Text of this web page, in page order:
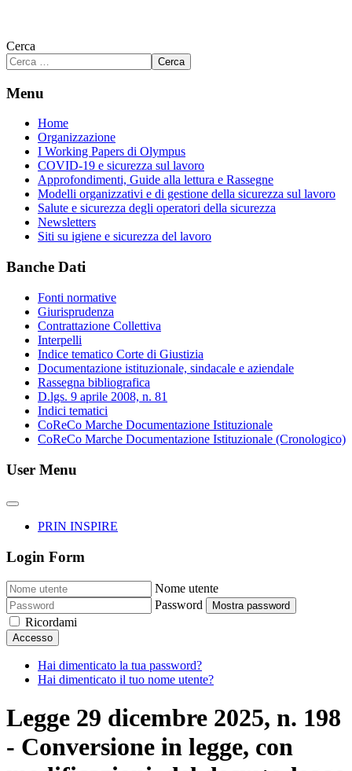
Cerca
Cerca
Menu
Home
Organizzazione
I Working Papers di Olympus
COVID-19 e sicurezza sul lavoro
Approfondimenti, Guide alla lettura e Rassegne
Modelli organizzativi e di gestione della sicurezza sul lavoro
Salute e sicurezza degli operatori della sicurezza
Newsletters
Siti su igiene e sicurezza del lavoro
Banche Dati
Fonti normative
Giurisprudenza
Contrattazione Collettiva
Interpelli
Indice tematico Corte di Giustizia
Documentazione istituzionale, sindacale e aziendale
Rassegna bibliografica
D.lgs. 9 aprile 2008, n. 81
Indici tematici
CoReCo Marche Documentazione Istituzionale
CoReCo Marche Documentazione Istituzionale (Cronologico)
User Menu
PRIN INSPIRE
Login Form
Nome utente
Password
Mostra password
Ricordami
Accesso
Hai dimenticato la tua password?
Hai dimenticato il tuo nome utente?
Legge 29 dicembre 2025, n. 198
- Conversione in legge, con